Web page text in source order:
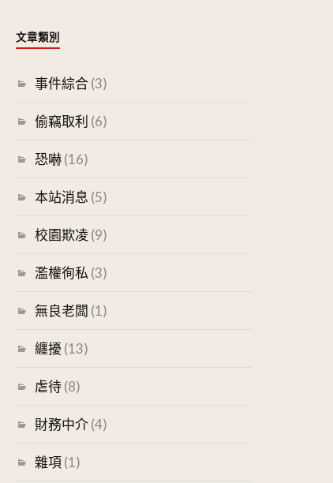
文章類別
事件綜合(3)
偷竊取利 (6)
恐嚇(16)
本站消息 (5)
校園欺凌(9)
濫權徇私 (3)
無良老闆 (1)
纏擾 (13)
虐待(8)
財務中介(4)
雜項(1)